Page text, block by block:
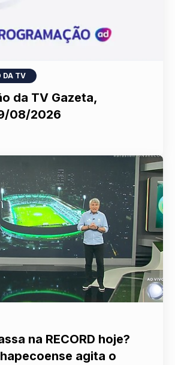
DA TV
da TV Gazeta,
08/2026
na RECORD hoje?
agita o